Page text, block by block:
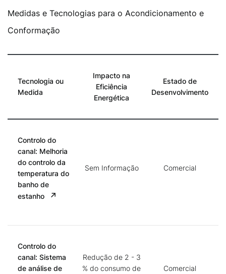
Medidas e Tecnologias para o Acondicionamento e
Conformação
Tecnologia ou
Medida
Impacto na
Eficiência
Energética
Estado de
Desenvolvimento
Controlo do
canal: Melhoria
do controlo da
temperatura do
banho de
estanho
Sem Informação Comercial
Controlo do
canal: Sistema
de análise de
Redução de 2 - 3
% do consumo de
Comercial